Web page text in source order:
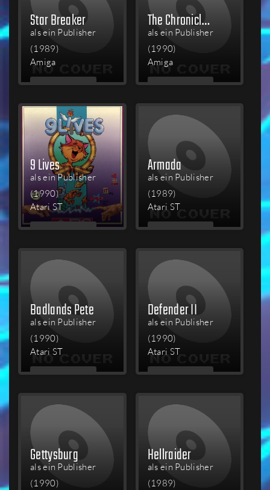
Star Breaker
als ein Publisher
(1989)
Amiga
MEHR
The Chronicles of Omega
als ein Publisher
(1990)
Amiga
MEHR
9 Lives
als ein Publisher
(1990)
Atari ST
MEHR
Armada
als ein Publisher
(1989)
Atari ST
MEHR
Badlands Pete
als ein Publisher
(1990)
Atari ST
MEHR
Defender II
als ein Publisher
(1990)
Atari ST
MEHR
Gettysburg
als ein Publisher
(1990)
Hellraider
als ein Publisher
(1989)